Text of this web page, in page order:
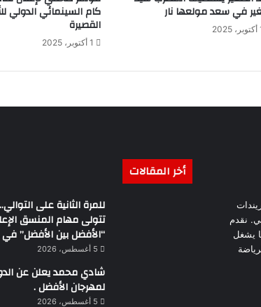
في سعد مولعها نار كام السينمائي الدولي
القصيرة
1 أكتوبر، 2025
نقدم
يشغل
أخر المقالات
للمرة الثانية على
تتولى مهام المنسق
“الأفضل بين الأفضل”
5 أغسطس، 2026
شادي محمد يعلن عن
لمهرجان الأفضل .
5 أغسطس، 2026